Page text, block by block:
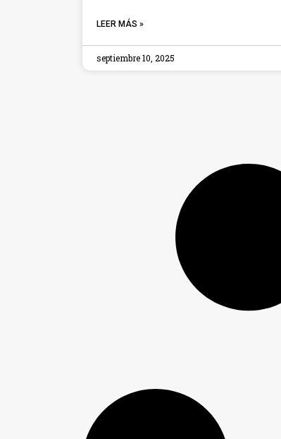
LEER MÁS »
septiembre 10, 2025